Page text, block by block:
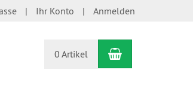
Ihr Konto Anmelden
0 Artikel Warenkorb